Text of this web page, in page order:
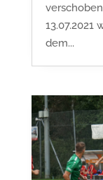
13.07.2021
dem...